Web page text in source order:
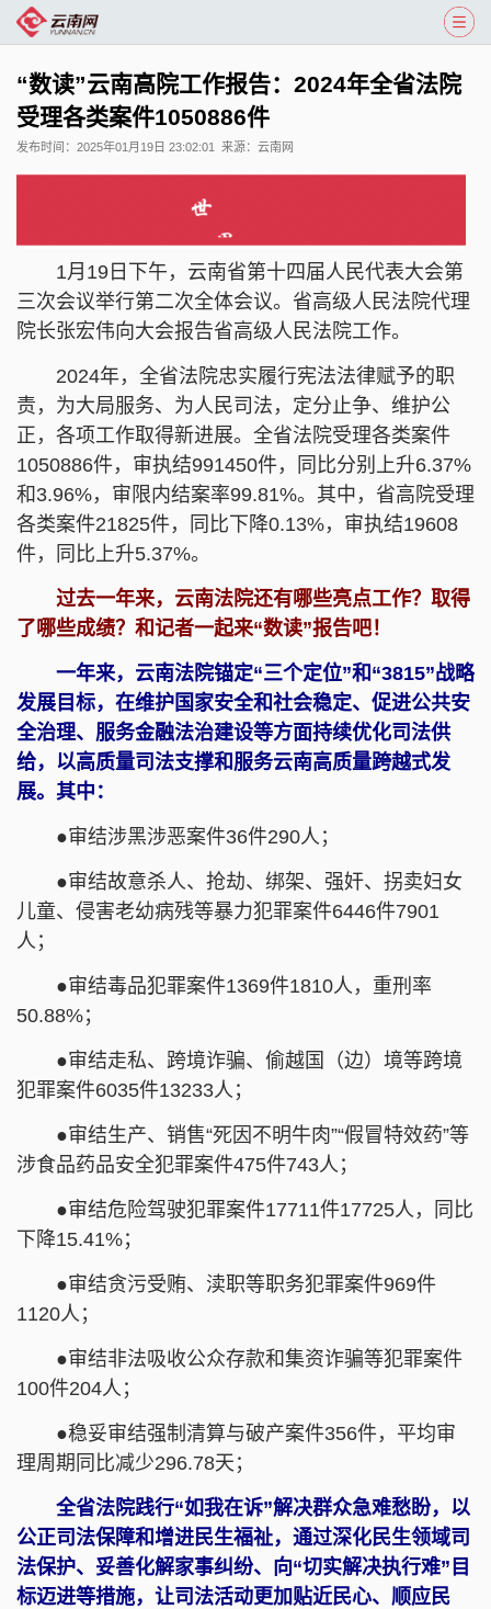
“数读”云南高院工作报告：2024年全省法院
受理各类案件1050886件
发布时间： 2025年01月19日 23:02:01 来源： 云南网
1月19日下午，云南省第十四届人民代表大会第
三次会议举行第二次全体会议。省高级人民法院代理
院长张宏伟向大会报告省高级人民法院工作。
2024年，全省法院忠实履行宪法法律赋予的职
责，为大局服务、为人民司法，定分止争、维护公
正，各项工作取得新进展。全省法院受理各类案件
1050886件，审执结991450件，同比分别上升6.37%
和3.96%，审限内结案率99.81%。其中，省高院受理
各类案件21825件，同比下降0.13%，审执结19608
件，同比上升5.37%。
过去一年来，云南法院还有哪些亮点工作？取得
了哪些成绩？和记者一起来“数读”报告吧！
一年来，云南法院锚定“三个定位”和“3815”战略
发展目标，在维护国家安全和社会稳定、促进公共安
全治理、服务金融法治建设等方面持续优化司法供
给，以高质量司法支撑和服务云南高质量跨越式发
展。其中：
●审结涉黑涉恶案件36件290人；
●审结故意杀人、抢劫、绑架、强奸、拐卖妇女
儿童、侵害老幼病残等暴力犯罪案件6446件7901
人；
●审结毒品犯罪案件1369件1810人，重刑率
50.88%；
●审结走私、跨境诈骗、偷越国（边）境等跨境
犯罪案件6035件13233人；
●审结生产、销售“死因不明牛肉”“假冒特效药”等
涉食品药品安全犯罪案件475件743人；
●审结危险驾驶犯罪案件17711件17725人，同比
下降15.41%；
●审结贪污受贿、渎职等职务犯罪案件969件
1120人；
●审结非法吸收公众存款和集资诈骗等犯罪案件
100件204人；
●稳妥审结强制清算与破产案件356件，平均审
理周期同比减少296.78天；
全省法院践行“如我在诉”解决群众急难愁盼，以
公正司法保障和增进民生福祉，通过深化民生领域司
法保护、妥善化解家事纠纷、向“切实解决执行难”目
标迈进等措施，让司法活动更加贴近民心、顺应民